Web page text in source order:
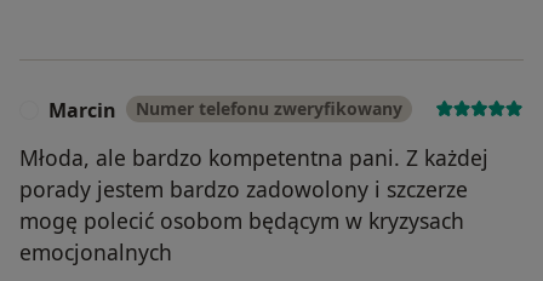
Marcin Numer telefonu zweryfikowany
Młoda, ale bardzo kompetentna pani. Z każdej
porady jestem bardzo zadowolony i szczerze
mogę polecić osobom będącym w kryzysach
emocjonalnych